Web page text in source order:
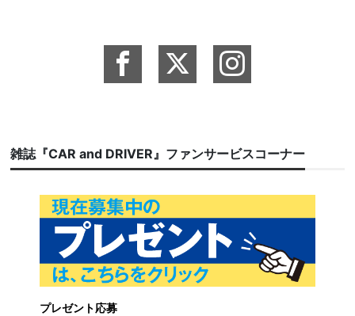
雑誌『CAR and DRIVER』ファンサービスコーナー
プレゼント応募